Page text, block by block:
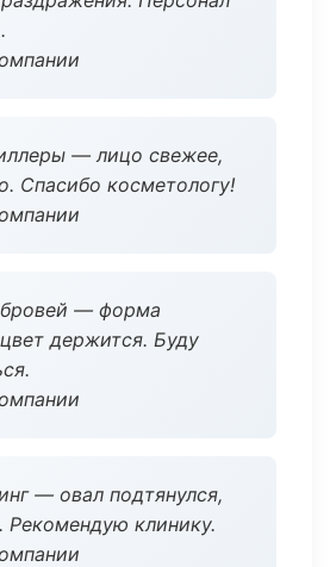
— лицо свежее,
Спасибо косметологу!
— форма
держится. Буду
— овал подтянулся,
Рекомендую клинику.